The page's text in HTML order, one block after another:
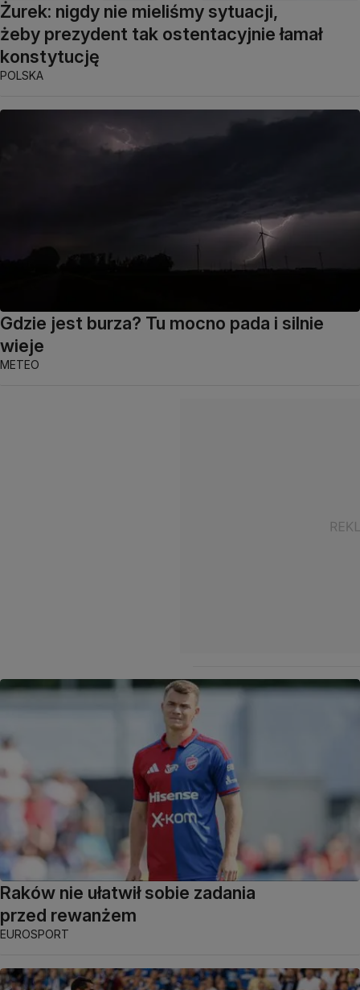
Żurek: nigdy nie mieliśmy sytuacji,
żeby prezydent tak ostentacyjnie łamał
konstytucję
POLSKA
Gdzie jest burza? Tu mocno pada i silnie
wieje
METEO
Raków nie ułatwił sobie zadania
przed rewanżem
EUROSPORT